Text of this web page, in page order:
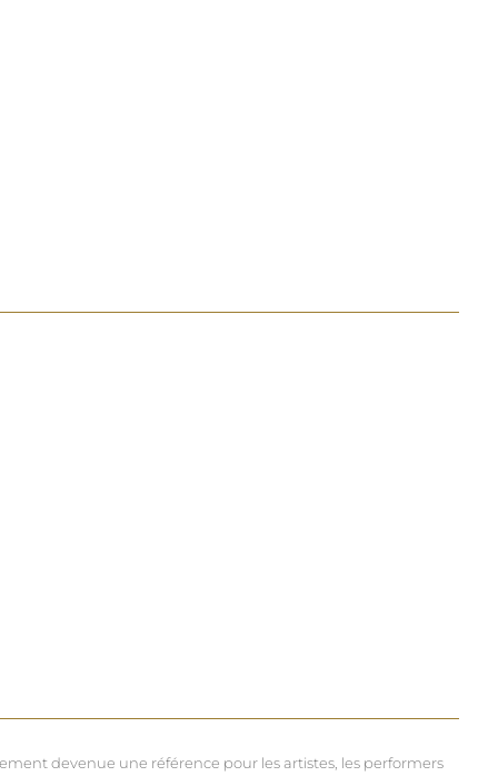
devenue une référence pour les artistes, les performers